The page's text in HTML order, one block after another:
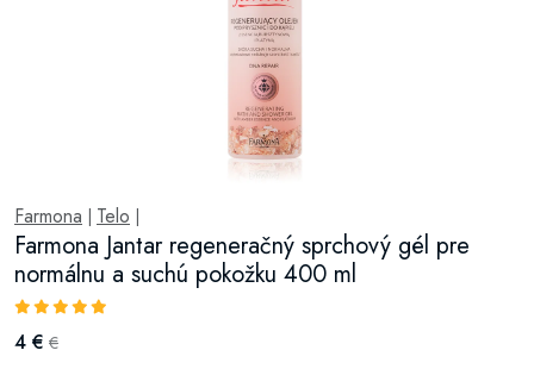
Farmona Telo
Farmona Jantar regeneračný sprchový gél pre
normálnu a suchú pokožku 400 ml
4 € €